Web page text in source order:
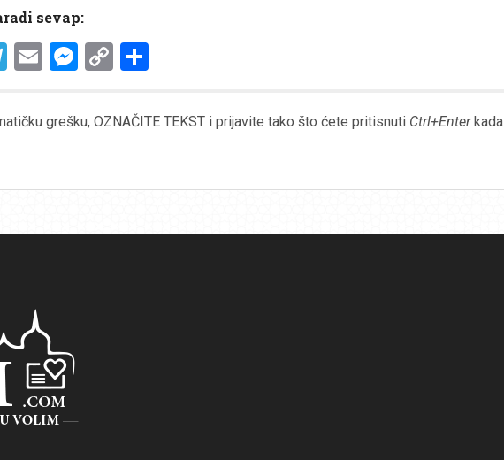
sevap:
Telegram
EmailMessenger
CopyShare
grešku, OZNAČITE TEKST i prijavite tako što ćete pritisnuti Ctrl+Enterkada